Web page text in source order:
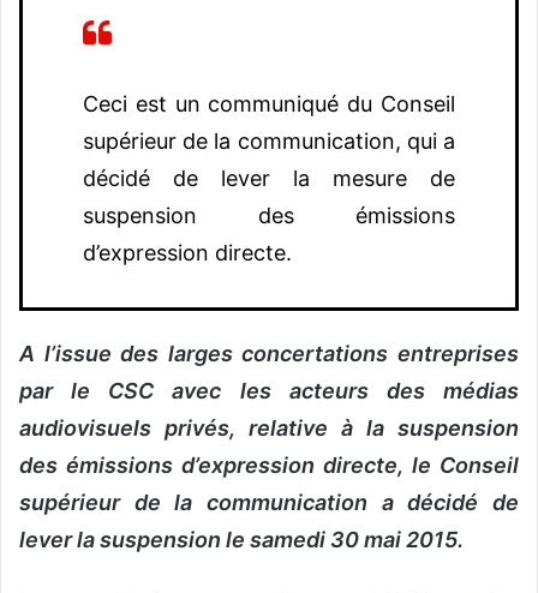
Ceci est un communiqué du Conseil
supérieur de la communication, qui a
décidé de lever la mesure de
suspension des émissions
d’expression directe.
A l’issue des larges concertations entreprises
par le CSC avec les acteurs des médias
audiovisuels privés, relative à la suspension
des émissions d’expression directe, le Conseil
supérieur de la communication a décidé de
lever la suspension le samedi 30 mai 2015.